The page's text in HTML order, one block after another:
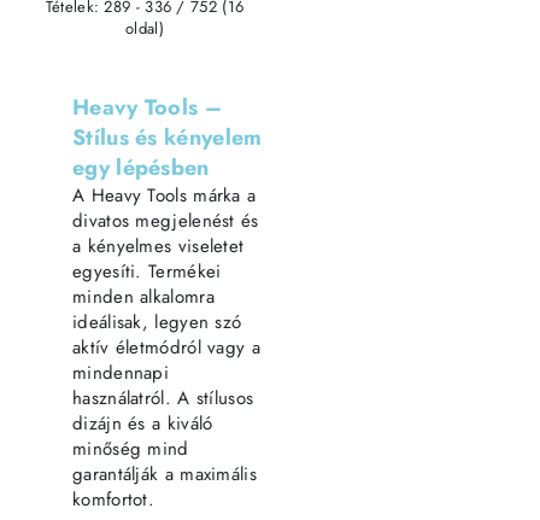
Tételek: 289 - 336 / 752 (16
oldal)
Heavy Tools –
Stílus és kényelem
egy lépésben
A Heavy Tools márka a
divatos megjelenést és
a kényelmes viseletet
egyesíti. Termékei
minden alkalomra
ideálisak, legyen szó
aktív életmódról vagy a
mindennapi
használatról. A stílusos
dizájn és a kiváló
minőség mind
garantálják a maximális
komfortot.